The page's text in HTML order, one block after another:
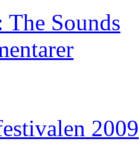
Sounds
2009